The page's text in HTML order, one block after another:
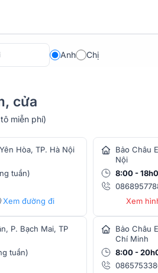
bộ nhờ 3 chế độ hoạt động
elechoặc liên hệ tới hotline
Anh Chị
cửa
miễn phí)
Hòa, TP. Hà Nội
tuần)
Xem đường đi
P. Bạch Mai, TP
tuần)
Bảo Châu
Nội
8:00 -
Xem
Bảo Châu
Chí Minh
8:00 -